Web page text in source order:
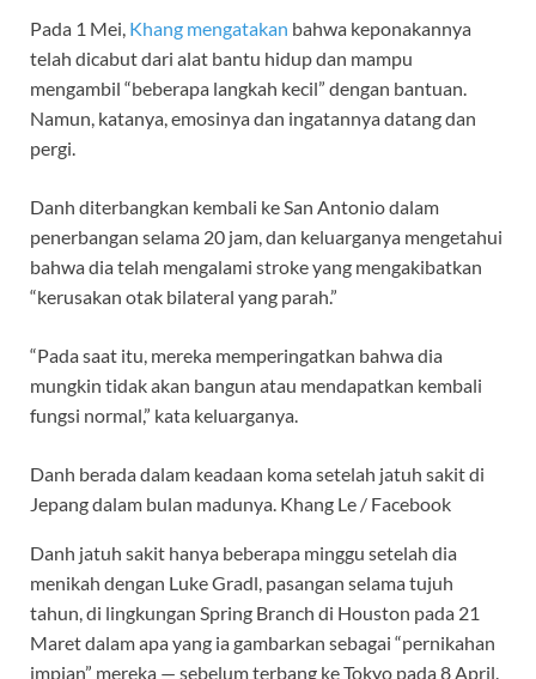
Pada 1 Mei, Khang mengatakan bahwa keponakannya
telah dicabut dari alat bantu hidup dan mampu
mengambil “beberapa langkah kecil” dengan bantuan.
Namun, katanya, emosinya dan ingatannya datang dan
pergi.
Danh diterbangkan kembali ke San Antonio dalam
penerbangan selama 20 jam, dan keluarganya mengetahui
bahwa dia telah mengalami stroke yang mengakibatkan
“kerusakan otak bilateral yang parah.”
“Pada saat itu, mereka memperingatkan bahwa dia
mungkin tidak akan bangun atau mendapatkan kembali
fungsi normal,” kata keluarganya.
Danh berada dalam keadaan koma setelah jatuh sakit di
Jepang dalam bulan madunya. Khang Le / Facebook
Danh jatuh sakit hanya beberapa minggu setelah dia
menikah dengan Luke Gradl, pasangan selama tujuh
tahun, di lingkungan Spring Branch di Houston pada 21
Maret dalam apa yang ia gambarkan sebagai “pernikahan
impian” mereka — sebelum terbang ke Tokyo pada 8 April.